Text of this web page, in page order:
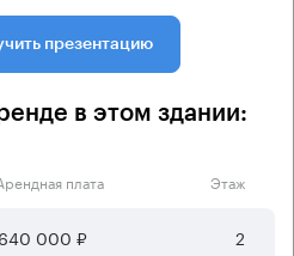
презентацию
в этом здании:
плата Этаж
640 000 ₽ 2